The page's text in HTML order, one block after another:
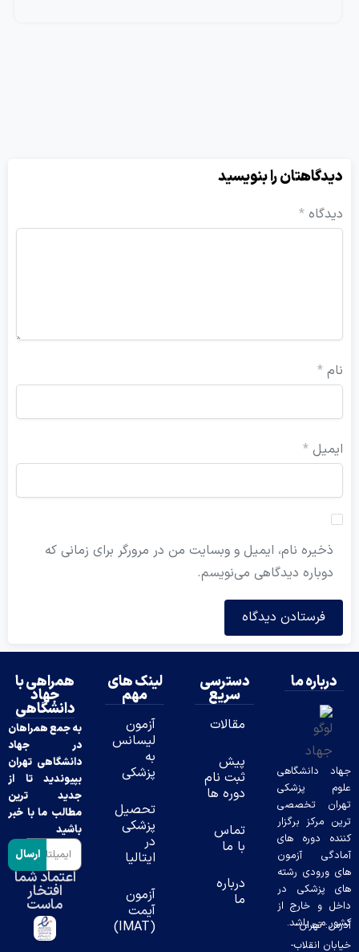
را بنویسید
*
*
*
ذخیره نام، ایمیل و وبسایت من در مرورگر برای زمانی که
دوباره دیدگاهی می‌نویسم.
درباره ما
دانشگاهی
پزشکی
تخصصی
مرکز برگزار
دوره های
آزمون
ورودی رشته
پزشکی در
و خارج از
می باشد.
تهران-
انقلاب-
دسترسی
سریع
مقالات
پیش
ثبت نام
دوره ها
تماس
با ما
درباره
لینک های
مهم
آزمون
لیسانس
پزشکی
تحصیل
پزشکی
ایتالیا
آزمون
آیمت
همراهی با
جهاد
دانشگاهی
به جمع همراهان
در جهاد
دانشگاهی تهران
بپیوندید تا از
جدید ترین
مطالب ما با خبر
باشید
ارسال
اعتماد شما
افتخار
ماست